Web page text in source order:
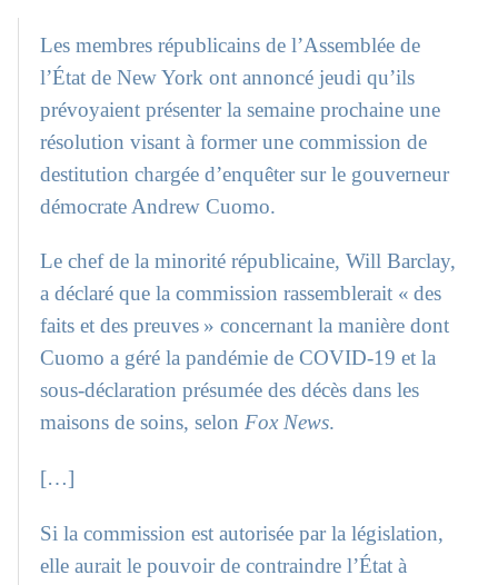
Les membres républicains de l’Assemblée de
l’État de New York ont annoncé jeudi qu’ils
prévoyaient présenter la semaine prochaine une
résolution visant à former une commission de
destitution chargée d’enquêter sur le gouverneur
démocrate Andrew Cuomo.
Le chef de la minorité républicaine, Will Barclay,
a déclaré que la commission rassemblerait « des
faits et des preuves » concernant la manière dont
Cuomo a géré la pandémie de COVID-19 et la
sous-déclaration présumée des décès dans les
maisons de soins, selonFox News.
[…]
Si la commission est autorisée par la législation,
elle aurait le pouvoir de contraindre l’État à